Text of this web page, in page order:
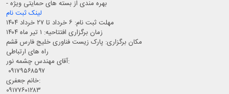
لینک ثبت نام
مهلت ثبت نام: ۶ خرداد تا ۲۷ خرداد ۱۴۰۴
زمان برگزاری افتتاحیه: ۱ تیر ماه ۱۴۰۴
مکان برگزاری: پارک زیست فناوری خلیج فارس قشم
آقای مهندس چشمه نور:
۰۹۱۷۹۵۶۸۵۹۷
خانم جعفری:
۰۹۱۷۷۶۰۱۲۸۳